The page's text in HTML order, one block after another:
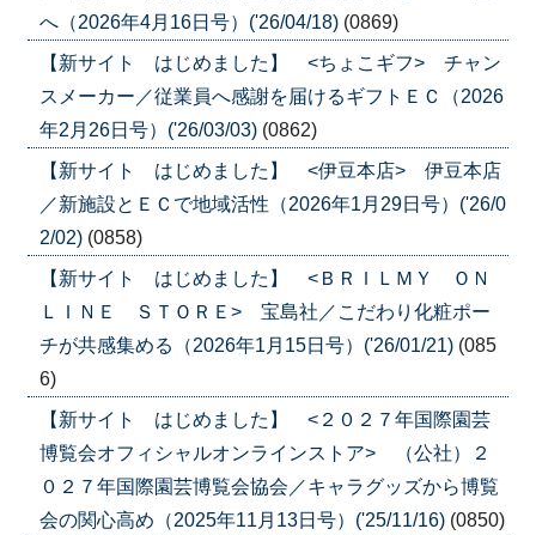
へ（2026年4月16日号）('26/04/18) (0869)
【新サイト はじめました】 <ちょこギフ> チャン
スメーカー／従業員へ感謝を届けるギフトＥＣ（2026
年2月26日号）('26/03/03) (0862)
【新サイト はじめました】 <伊豆本店> 伊豆本店
／新施設とＥＣで地域活性（2026年1月29日号）('26/0
2/02) (0858)
【新サイト はじめました】 <ＢＲＩＬＭＹ ＯＮ
ＬＩＮＥ ＳＴＯＲＥ> 宝島社／こだわり化粧ポー
チが共感集める（2026年1月15日号）('26/01/21) (085
6)
【新サイト はじめました】 <２０２７年国際園芸
博覧会オフィシャルオンラインストア> （公社）２
０２７年国際園芸博覧会協会／キャラグッズから博覧
会の関心高め（2025年11月13日号）('25/11/16) (0850)